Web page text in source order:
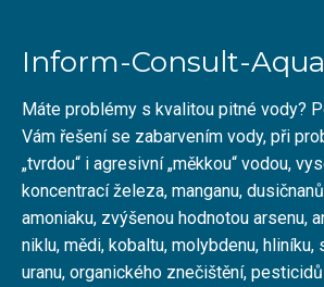
Inform-Consult-
Máte problémy s kvalitou pitné vody?
Vám řešení se zabarvením vody, při
„tvrdou“ i agresivní „měkkou“ vodou,
koncentrací železa, manganu,
amoniaku, zvýšenou hodnotou arsenu,
niklu, mědi, kobaltu, molybdenu, hliníku,
uranu, organického znečištění,